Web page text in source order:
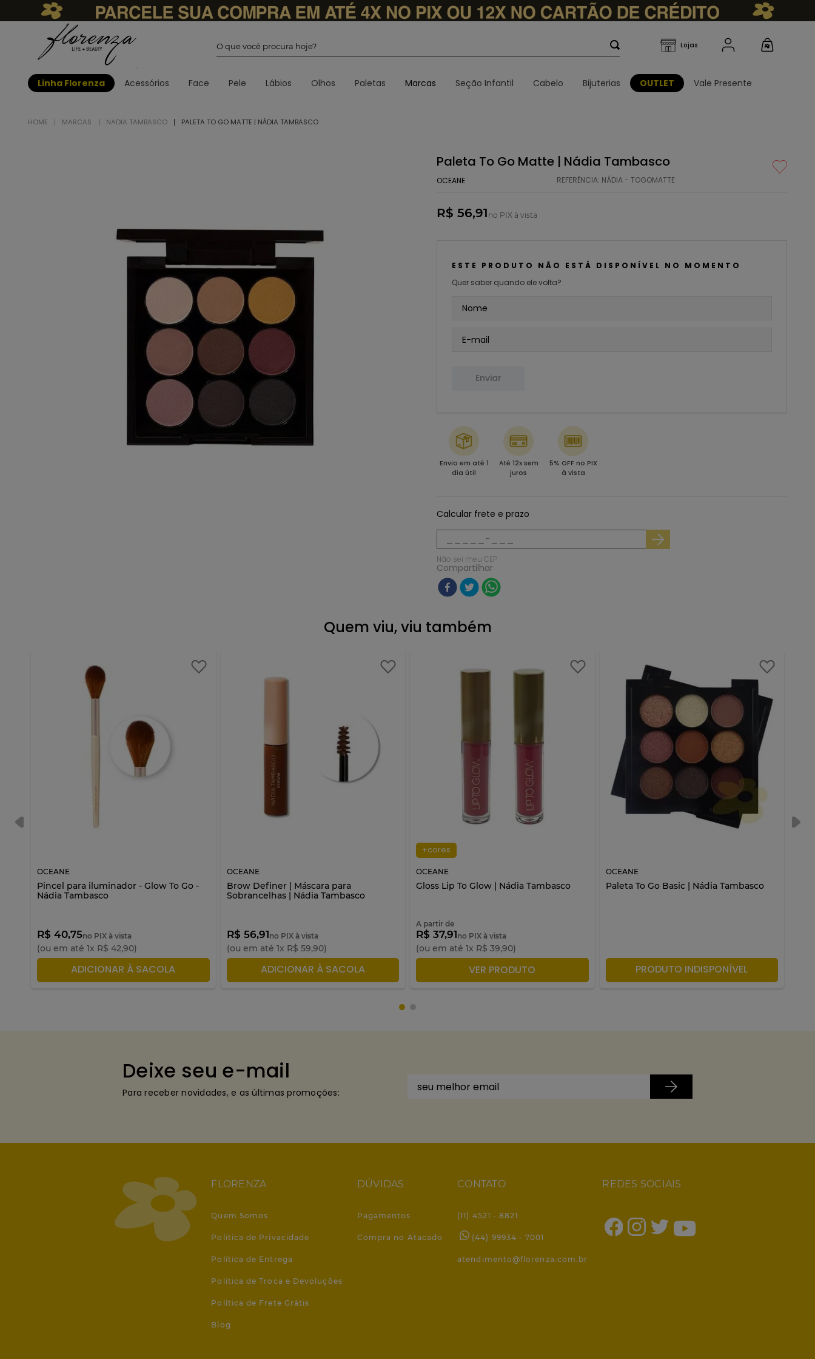
Linha Florenza Acessórios Face Pele Lábios Olhos Paletas Marcas Seção Infantil Cabelo Bijuterias OUTLET Vale Presente
MARCAS NADIA TAMBASCO PALETA TO GO MATTE | NÁDIA TAMBASCO
Paleta To Go Matte | Nádia Tambasco
OCEANE REFERÊNCIA: NÁDIA - TOGOMATTE
R$ 56,91 no PIX à vista
ESTE PRODUTO NÃO ESTÁ DISPONÍVEL NO MOMENTO
Quer saber quando ele volta?
Enviar
Envio em até 1
dia útil
Até 12x sem
juros
5% OFF no PIX
à vista
Calcular frete e prazo
Não sei meu CEP
Compartilhar
Quem viu, viu também
OCEANE
Pincel para iluminador - Glow To Go -
Nádia Tambasco
R$ 40,75no PIX à vista
(ou em até 1x R$ 42,90)
ADICIONAR À SACOLA
OCEANE
Brow Definer | Máscara para
Sobrancelhas | Nádia Tambasco
R$ 56,91no PIX à vista
(ou em até 1x R$ 59,90)
ADICIONAR À SACOLA
+cores
OCEANE
Gloss Lip To Glow | Nádia Tambasco
A partir de
R$ 37,91no PIX à vista
(ou em até 1x R$ 39,90)
ADICIONAR À SACOLA
VER PRODUTO
OCEANE
Paleta To Go Basic | Nádia Tambasco
PRODUTO INDISPONÍVEL
Deixe seu e-mail
Para receber novidades, e as últimas promoções:
FLORENZA
Quem Somos
Política de Privacidade
Política de Entrega
Política de Troca e Devoluções
Política de Frete Grátis
Blog
DÚVIDAS
Pagamentos
Compra no Atacado
CONTATO
(11) 4521 - 8821
(44) 99934 - 7001
atendimento@florenza.com.br
REDES SOCIAIS